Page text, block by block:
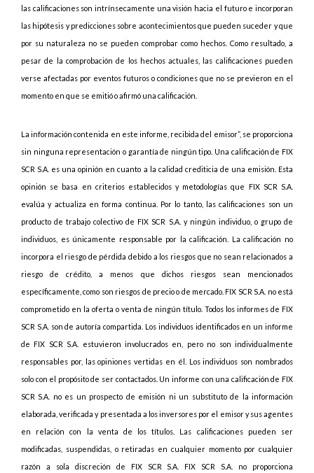
las calificaciones son intrínsecamente una visión hacia el futuro e incorporan
las hipótesis y predicciones sobre acontecimientos que pueden suceder y que
por su naturaleza no se pueden comprobar como hechos. Como resultado, a
pesar de la comprobación de los hechos actuales, las calificaciones pueden
verse afectadas por eventos futuros o condiciones que no se previeron en el
momento en que se emitió o afirmó una calificación.
La información contenida en este informe, recibida del emisor”, se proporciona
sin ninguna representación o garantía de ningún tipo. Una calificación de FIX
SCR S.A. es una opinión en cuanto a la calidad crediticia de una emisión. Esta
opinión se basa en criterios establecidos y metodologías que FIX SCR S.A.
evalúa y actualiza en forma continua. Por lo tanto, las calificaciones son un
producto de trabajo colectivo de FIX SCR S.A. y ningún individuo, o grupo de
individuos, es únicamente responsable por la calificación. La calificación no
incorpora el riesgo de pérdida debido a los riesgos que no sean relacionados a
riesgo de crédito, a menos que dichos riesgos sean mencionados
específicamente, como son riesgos de precio o de mercado. FIX SCR S.A. no está
comprometido en la oferta o venta de ningún título. Todos los informes de FIX
SCR S.A. son de autoría compartida. Los individuos identificados en un informe
de FIX SCR S.A. estuvieron involucrados en, pero no son individualmente
responsables por, las opiniones vertidas en él. Los individuos son nombrados
solo con el propósito de ser contactados. Un informe con una calificación de FIX
SCR S.A. no es un prospecto de emisión ni un substituto de la información
elaborada, verificada y presentada a los inversores por el emisor y sus agentes
en relación con la venta de los títulos. Las calificaciones pueden ser
modificadas, suspendidas, o retiradas en cualquier momento por cualquier
razón a sola discreción de FIX SCR S.A. FIX SCR S.A. no proporciona